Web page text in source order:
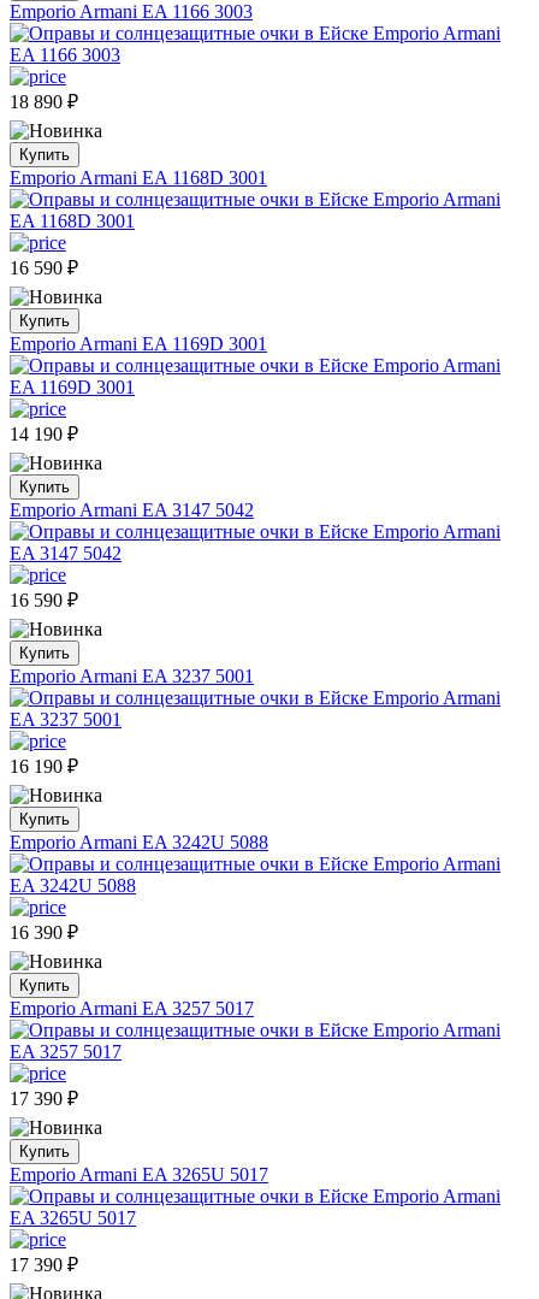
Emporio Armani EA 1166 3003
18 890 ₽
Купить
Emporio Armani EA 1168D 3001
16 590 ₽
Купить
Emporio Armani EA 1169D 3001
14 190 ₽
Купить
Emporio Armani EA 3147 5042
16 590 ₽
Купить
Emporio Armani EA 3237 5001
16 190 ₽
Купить
Emporio Armani EA 3242U 5088
16 390 ₽
Купить
Emporio Armani EA 3257 5017
17 390 ₽
Купить
Emporio Armani EA 3265U 5017
17 390 ₽